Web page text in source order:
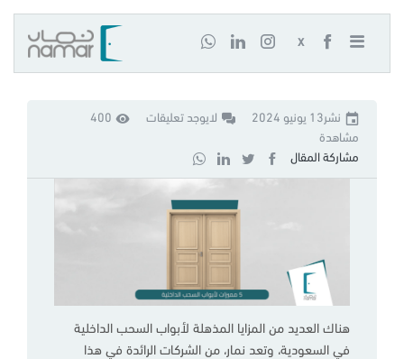
X
نشر13 يونيو 2024 لايوجد تعليقات
400
مشاهدة
مشاركة المقال
هناك العديد من المزايا المذهلة لأبواب السحب الداخلية
في السعودية، وتعد نمار، من الشركات الرائدة في هذا